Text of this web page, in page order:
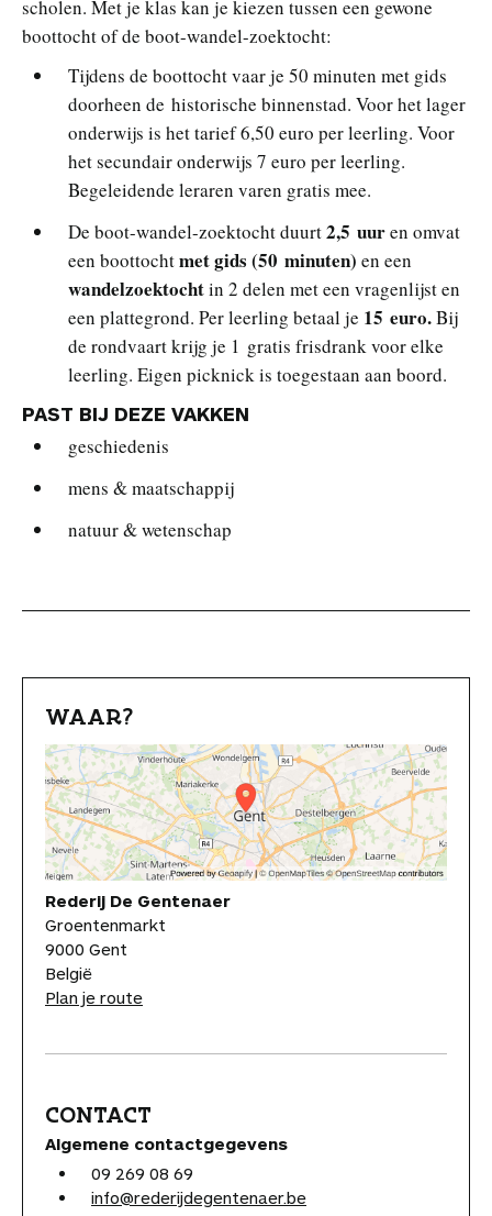
scholen. Met je klas kan je kiezen tussen een gewone
boottocht of de boot-wandel-zoektocht:
Tijdens de boottocht vaar je 50 minuten met gids
doorheen de historische binnenstad. Voor het lager
onderwijs is het tarief 6,50 euro per leerling. Voor
het secundair onderwijs 7 euro per leerling.
Begeleidende leraren varen gratis mee.
De boot-wandel-zoektocht duurt2,5 uuren omvat
een boottochtmet gids (50 minuten) en een
wandelzoektochtin 2 delen met een vragenlijst en
een plattegrond. Per leerling betaal je 15 euro.Bij
de rondvaart krijg je 1 gratis frisdrank voor elke
leerling. Eigen picknick is toegestaan aan boord.
PAST BIJ DEZE VAKKEN
geschiedenis
mens & maatschappij
natuur & wetenschap
WAAR?
Rederij De Gentenaer
Groentenmarkt
9000 Gent
België
Plan je route
CONTACT
Algemene contactgegevens
09 269 08 69
info@rederijdegentenaer.be